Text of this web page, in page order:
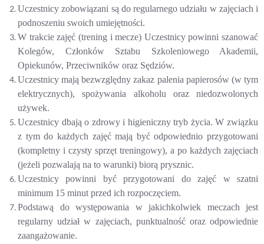
Uczestnicy zobowiązani są do regularnego udziału w zajęciach i
podnoszeniu swoich umiejętności.
W trakcie zajęć (trening i mecze) Uczestnicy powinni szanować
Kolegów, Członków Sztabu Szkoleniowego Akademii,
Opiekunów, Przeciwników oraz Sędziów.
Uczestnicy mają bezwzględny zakaz palenia papierosów (w tym
elektrycznych), spożywania alkoholu oraz niedozwolonych
używek.
Uczestnicy dbają o zdrowy i higieniczny tryb życia. W związku
z tym do każdych zajęć mają być odpowiednio przygotowani
(kompletny i czysty sprzęt treningowy), a po każdych zajęciach
(jeżeli pozwalają na to warunki) biorą prysznic.
Uczestnicy powinni być przygotowani do zajęć w szatni
minimum 15 minut przed ich rozpoczęciem.
Podstawą do występowania w jakichkolwiek meczach jest
regularny udział w zajęciach, punktualność oraz odpowiednie
zaangażowanie.